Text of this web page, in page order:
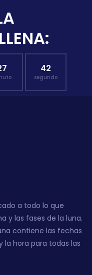
41
segundo
a todo lo que
y las fases de la luna.
contiene las fechas
la hora para todas las